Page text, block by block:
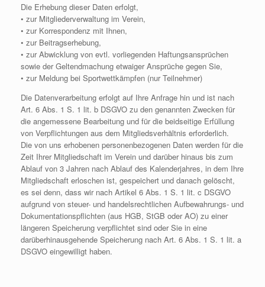
Die Erhebung dieser Daten erfolgt,
• zur Mitgliederverwaltung im Verein,
• zur Korrespondenz mit Ihnen,
• zur Beitragserhebung,
• zur Abwicklung von evtl. vorliegenden Haftungsansprüchen
sowie der Geltendmachung etwaiger Ansprüche gegen Sie,
• zur Meldung bei Sportwettkämpfen (nur Teilnehmer)
Die Datenverarbeitung erfolgt auf Ihre Anfrage hin und ist nach
Art. 6 Abs. 1 S. 1 lit. b DSGVO zu den genannten Zwecken für
die angemessene Bearbeitung und für die beidseitige Erfüllung
von Verpflichtungen aus dem Mitgliedsverhältnis erforderlich.
Die von uns erhobenen personenbezogenen Daten werden für die
Zeit Ihrer Mitgliedschaft im Verein und darüber hinaus bis zum
Ablauf von 3 Jahren nach Ablauf des Kalenderjahres, in dem Ihre
Mitgliedschaft erloschen ist, gespeichert und danach gelöscht,
es sei denn, dass wir nach Artikel 6 Abs. 1 S. 1 lit. c DSGVO
aufgrund von steuer- und handelsrechtlichen Aufbewahrungs- und
Dokumentationspflichten (aus HGB, StGB oder AO) zu einer
längeren Speicherung verpflichtet sind oder Sie in eine
darüberhinausgehende Speicherung nach Art. 6 Abs. 1 S. 1 lit. a
DSGVO eingewilligt haben.